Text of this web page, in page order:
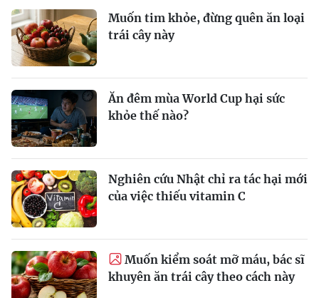
Muốn tim khỏe, đừng quên ăn loại
trái cây này
Ăn đêm mùa World Cup hại sức
khỏe thế nào?
Nghiên cứu Nhật chỉ ra tác hại mới
của việc thiếu vitamin C
Muốn kiểm soát mỡ máu, bác sĩ
khuyên ăn trái cây theo cách này